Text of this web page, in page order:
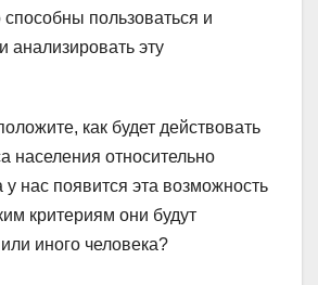
способны пользоваться и
анализировать эту
как будет действовать
населения относительно
у нас появится эта возможность
критериям они будут
иного человека?